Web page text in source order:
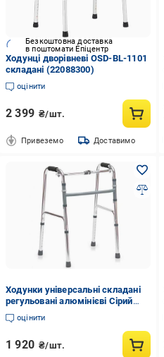
Безкоштовна доставка
в поштомати Епіцентр
Ходунці дворівневі OSD-BL-1101
складані (22088300)
оцінити
2 399 ₴/шт.
Привеземо Доставимо
Ходунки універсальні складані
регульовані алюмінієві Сірий
(OSD-EY-911)
оцінити
1 920 ₴/шт.